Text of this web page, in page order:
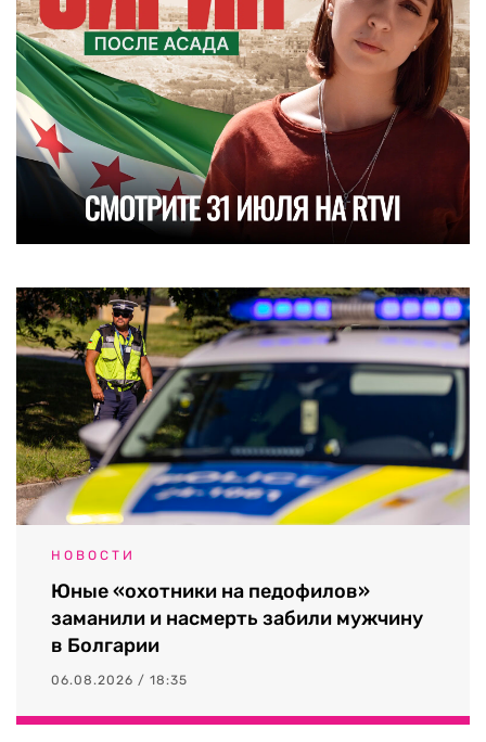
НОВОСТИ
Юные «охотники на педофилов»
заманили и насмерть забили мужчину
в Болгарии
06.08.2026 / 18:35